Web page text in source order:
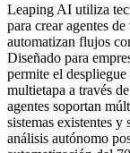
Leaping AI utiliza
para crear agentes
automatizan flujos
Diseñado para
permite el
multietapa a través
agentes soportan
sistemas existentes y
análisis autónomo